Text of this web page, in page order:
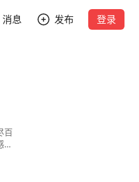
消息 发布 登录
百
谢